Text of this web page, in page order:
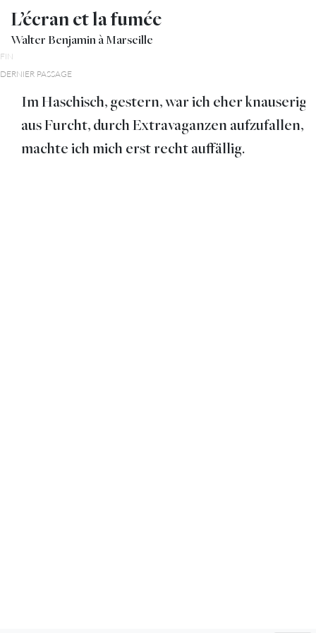
L’écran et la fumée
Walter Benjamin à Marseille
FIN
DERNIER PASSAGE
Im Haschisch, gestern, war ich eher knauserig ;
aus Furcht, durch Extravaganzen aufzufallen,
machte ich mich erst recht auffällig.